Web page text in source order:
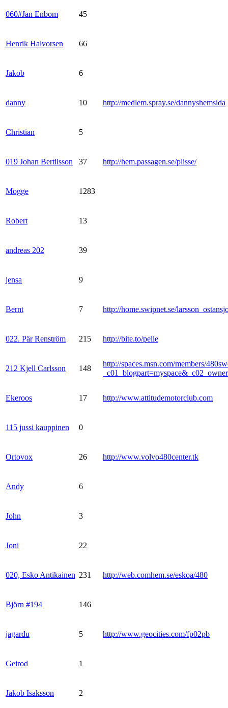
060#Jan Enbom 45
Henrik Halvorsen 66
Jakob 6
danny 10 http://medlem.spray.se/dannyshemsida
Christian 5
019 Johan Bertilsson 37 http://hem.passagen.se/plisse/
Mogge 1283
Robert 13
andreas 202 39
jensa 9
Bernt 7 http://home.swipnet.se/
022. Pär Renström 215 http://bite.to/pelle
212 Kjell Carlsson 148
http://spaces.msn.com/members/
Ekeroos 17 http://www.attitudemotorclub.com
115 jussi kauppinen 0
Ortovox 26 http://www.volvo480center.tk
Andy 6
John 3
Joni 22
020, Esko Antikainen 231 http://web.comhem.se/eskoa/480
Björn #194 146
jagardu 5 http://www.geocities.com/fp02pb
Geirod 1
Jakob Isaksson 2